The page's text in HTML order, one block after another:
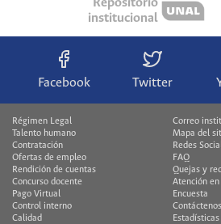
Repositorio
institucional
Facebook Twitter
Régimen Legal
Talento humano
Contratación
Ofertas de empleo
Rendición de cuentas
Concurso docente
Pago Virtual
Control interno
Calidad
Correo
Mapa del
Redes
FAQ
Quejas y
Atención en
Encuesta
Contáctenos
Estadísticas